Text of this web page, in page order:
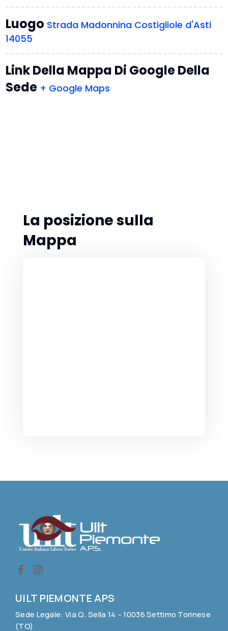
Luogo Strada Madonnina Costigliole d'Asti
14055
Link Della Mappa Di Google Della
Sede + Google Maps
La posizione sulla
Mappa
UILT PIEMONTE APS
Sede Legale: Via Q. Sella 14 – 10036 Settimo Torinese
(TO)